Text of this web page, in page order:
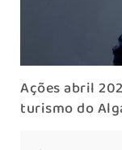
Ações abril
turismo do